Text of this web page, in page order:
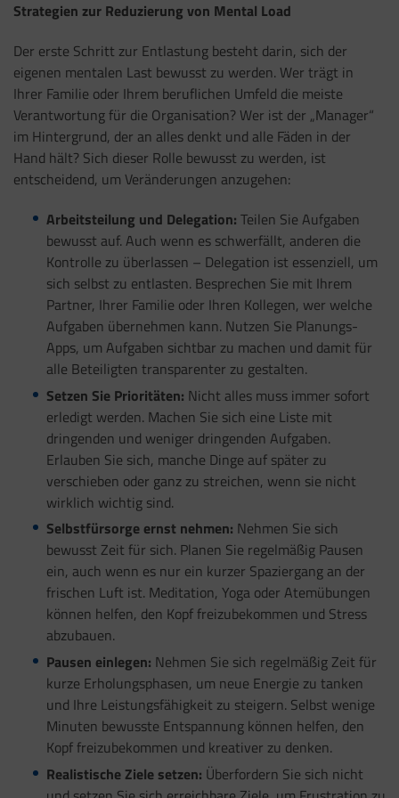
Strategien zur Reduzierung von Mental Load
Der erste Schritt zur Entlastung besteht darin, sich der
eigenen mentalen Last bewusst zu werden. Wer trägt in
Ihrer Familie oder Ihrem beruflichen Umfeld die meiste
Verantwortung für die Organisation? Wer ist der „Manager“
im Hintergrund, der an alles denkt und alle Fäden in der
Hand hält? Sich dieser Rolle bewusst zu werden, ist
entscheidend, um Veränderungen anzugehen:
Arbeitsteilung und Delegation: Teilen Sie Aufgaben
bewusst auf. Auch wenn es schwerfällt, anderen die
Kontrolle zu überlassen – Delegation ist essenziell, um
sich selbst zu entlasten. Besprechen Sie mit Ihrem
Partner, Ihrer Familie oder Ihren Kollegen, wer welche
Aufgaben übernehmen kann. Nutzen Sie Planungs-
Apps, um Aufgaben sichtbar zu machen und damit für
alle Beteiligten transparenter zu gestalten.
Setzen Sie Prioritäten: Nicht alles muss immer sofort
erledigt werden. Machen Sie sich eine Liste mit
dringenden und weniger dringenden Aufgaben.
Erlauben Sie sich, manche Dinge auf später zu
verschieben oder ganz zu streichen, wenn sie nicht
wirklich wichtig sind.
Selbstfürsorge ernst nehmen: Nehmen Sie sich
bewusst Zeit für sich. Planen Sie regelmäßig Pausen
ein, auch wenn es nur ein kurzer Spaziergang an der
frischen Luft ist. Meditation, Yoga oder Atemübungen
können helfen, den Kopf freizubekommen und Stress
abzubauen.
Pausen einlegen: Nehmen Sie sich regelmäßig Zeit für
kurze Erholungsphasen, um neue Energie zu tanken
und Ihre Leistungsfähigkeit zu steigern. Selbst wenige
Minuten bewusste Entspannung können helfen, den
Kopf freizubekommen und kreativer zu denken.
Realistische Ziele setzen: Überfordern Sie sich nicht